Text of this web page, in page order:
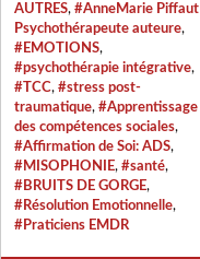
AUTRES, #AnneMarie Piffaut
Psychothérapeute auteure,
#EMOTIONS,
#psychothérapie intégrative,
#TCC, #stress post-
traumatique, #Apprentissage
des compétences sociales,
#Affirmation de Soi: ADS,
#MISOPHONIE, #santé,
#BRUITS DE GORGE,
#Résolution Emotionnelle,
#Praticiens EMDR